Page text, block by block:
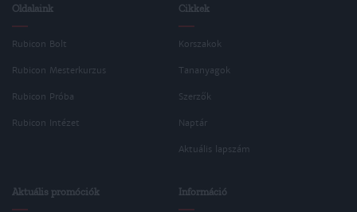
Oldalaink
Rubicon Bolt
Rubicon Mesterkurzus
Rubicon Próba
Rubicon Intézet
Cikkek
Korszakok
Tananyagok
Szerzők
Naptár
Aktuális lapszám
Aktuális promóciók Információ